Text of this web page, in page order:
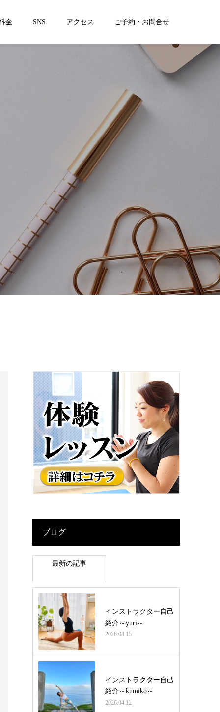
金 SNS アクセス ご予約・お問合せ
ブログ
最新の記事
インストラクター自己
紹介～yuri～
2026.04.15
インストラクター自己
紹介～kumiko～
2026.04.12